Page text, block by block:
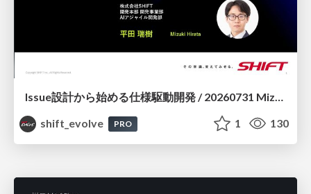
Issue設計から始める仕様駆動開発 / 20260731 Mizuki Hirata
shift_evolve
PRO 1 130